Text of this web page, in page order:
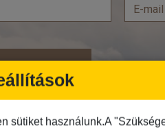
sütiket használunk.A